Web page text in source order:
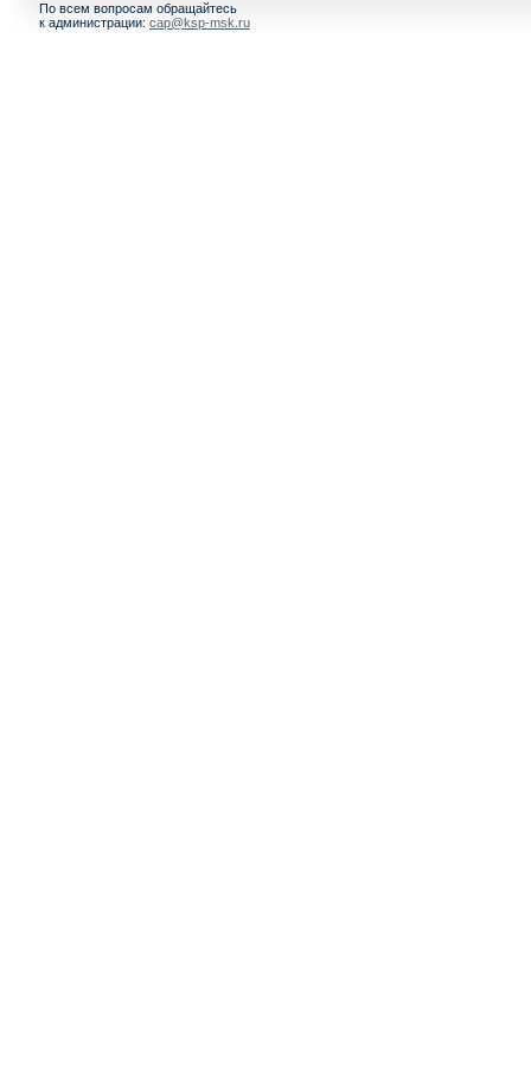
По всем вопросам обращайтесь
к администрации: cap@ksp-msk.ru